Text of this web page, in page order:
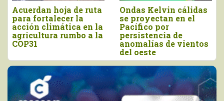
Acuerdan hoja de ruta
para fortalecer la
acción climática en la
agricultura rumbo a la
COP31
Ondas Kelvin cálidas
se proyectan en el
Pacífico por
persistencia de
anomalías de vientos
del oeste